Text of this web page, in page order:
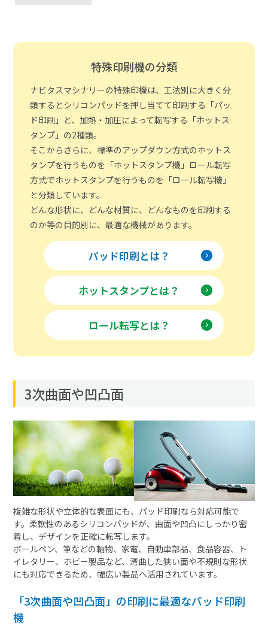
特殊印刷機の分類
ナビタスマシナリーの特殊印機は、工法別に大きく分
類するとシリコンパッドを押し当てて印刷する「パッ
ド印刷」と、加熱・加圧によって転写する「ホットス
タンプ」の2種類。
そこからさらに、標準のアップダウン方式のホットス
タンプを行うものを「ホットスタンプ機」 ロール転写
方式でホットスタンプを行うものを「ロール転写機」
と分類しています。
どんな形状に、どんな材質に、どんなものを印刷する
のか等の目的別に、最適な機械があります。
パッド印刷とは？
ホットスタンプとは？
ロール転写とは？
3次曲面や凹凸面
複雑な形状や立体的な表面にも、パッド印刷なら対応可能で
す。柔軟性のあるシリコンパッドが、曲面や凹凸にしっかり密
着し、デザインを正確に転写します。
ボールペン、筆などの軸物、家電、自動車部品、食品容器、ト
イレタリー、ホビー製品など、湾曲した狭い面や不規則な形状
にも対応できるため、幅広い製品へ活用されています。
「3次曲面や凹凸面」の印刷に最適なパッド印刷
機